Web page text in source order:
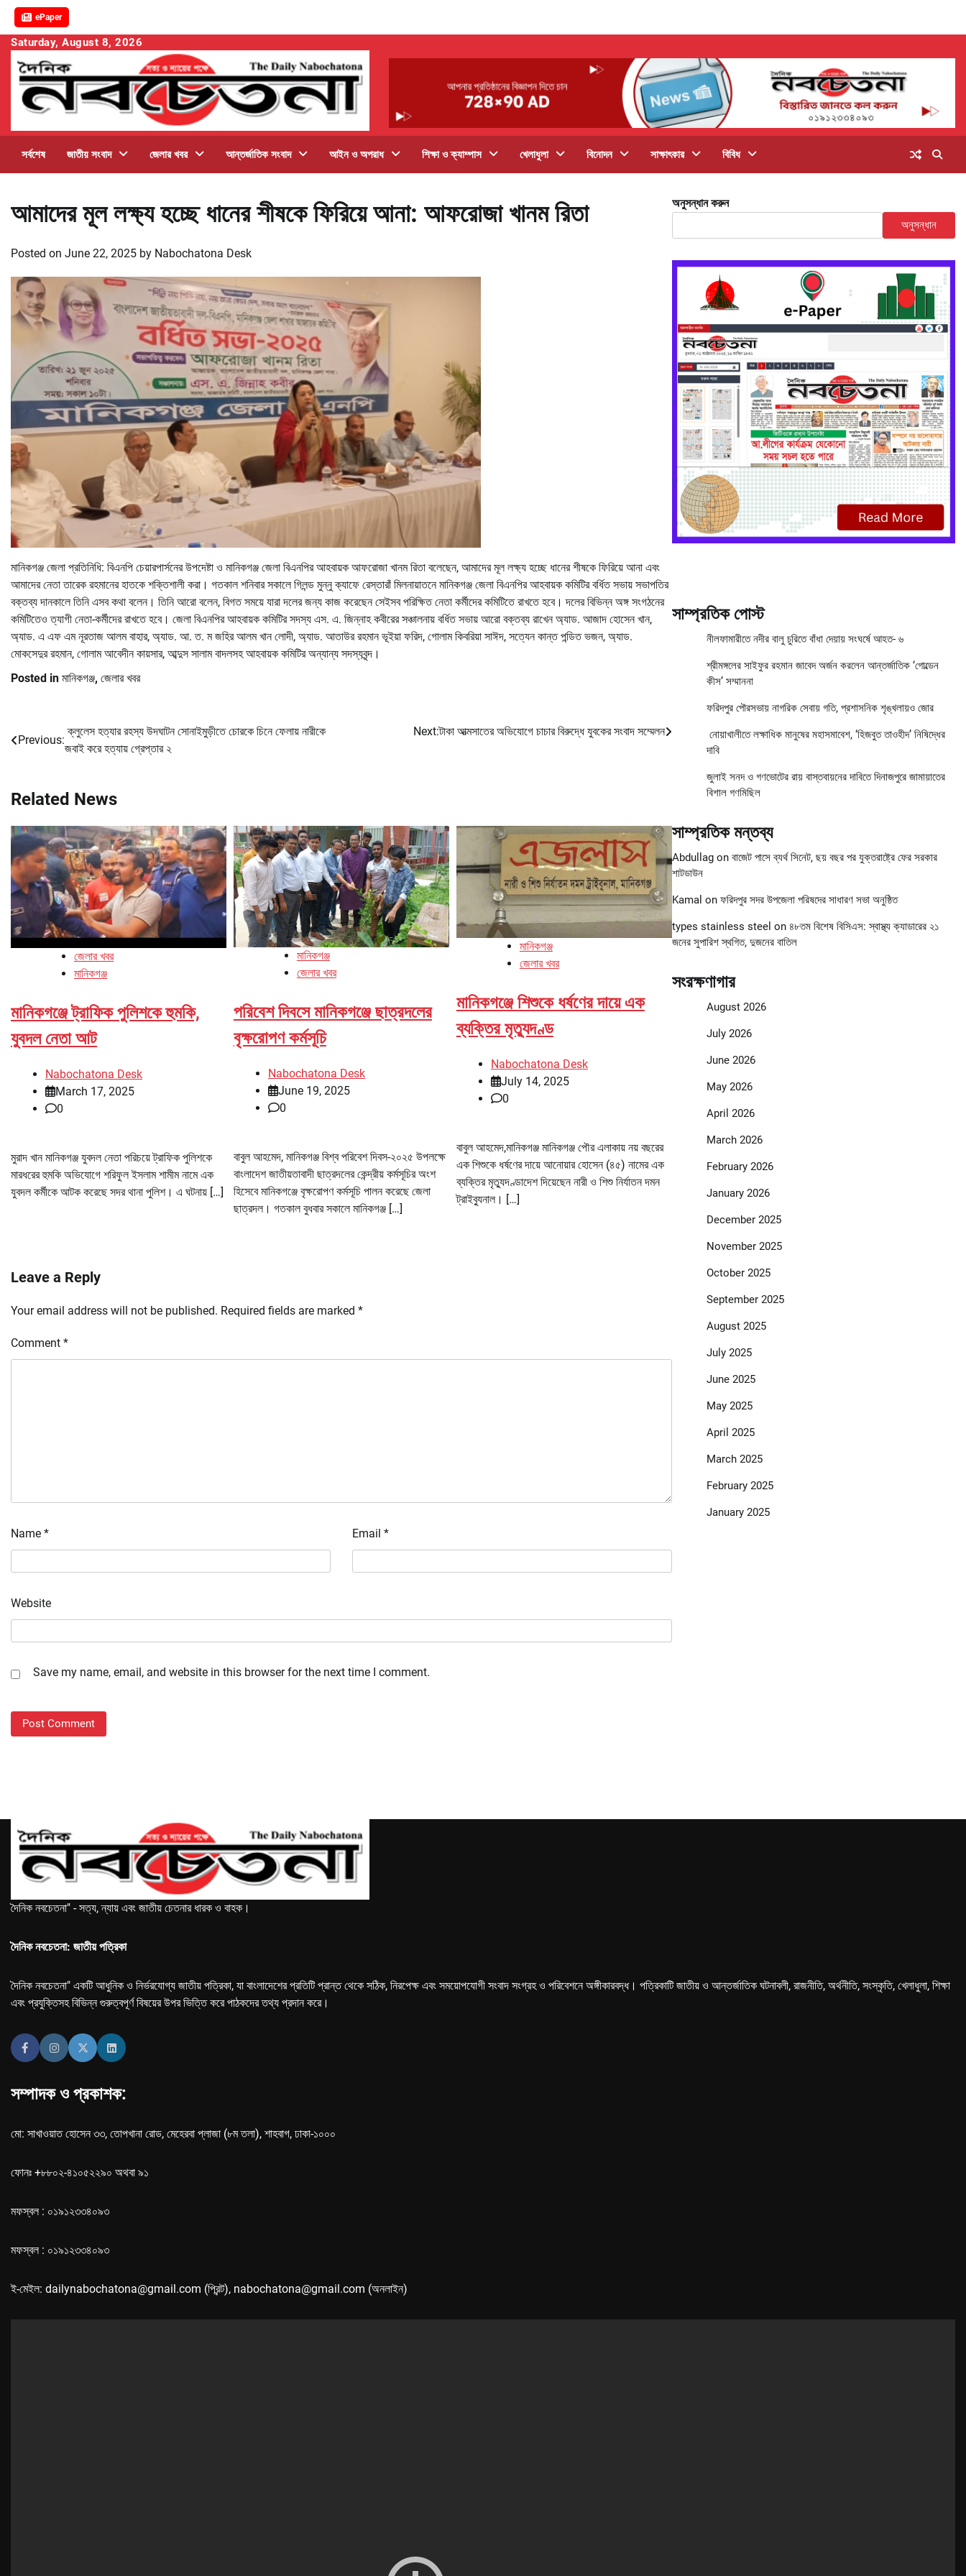
ePaper
Skip
content
Saturday, August 8, 2026
সর্বশেষ জাতীয় সংবাদ জেলার খবর আন্তর্জাতিক সংবাদ আইন ও অপরাধ শিক্ষা ও ক্যাম্পাস খেলাধুলা বিনোদন সাক্ষাৎকার বিবিধ
আমাদের মূল লক্ষ্য হচ্ছে ধানের শীষকে ফিরিয়ে আনা: আফরোজা খানম রিতা
Posted on June 22, 2025 by Nabochatona Desk
মানিকগঞ্জ জেলা প্রতিনিধি: বিএনপি চেয়ারপার্সনের উপদেষ্টা ও মানিকগঞ্জ জেলা বিএনপির আহবায়ক আফরোজা খানম রিতা বলেছেন, আমাদের মূল লক্ষ্য হচ্ছে ধানের শীষকে ফিরিয়ে আনা এবং
আমাদের নেতা তারেক রহমানের হাতকে শক্তিশালী করা। গতকাল শনিবার সকালে গিলন্ড মুন্নু ক্যাফে রেস্তারাঁ মিলনায়াতনে মানিকগঞ্জ জেলা বিএনপির আহবায়ক কমিটির বর্ধিত সভায় সভাপতির
বক্তব্য দানকালে তিনি এসব কথা বলেন। তিনি আরো বলেন, বিগত সময়ে যারা দলের জন্য কাজ করেছেন সেইসব পরিক্ষিত নেতা কর্মীদের কমিটিতে রাখতে হবে। দলের বিভিন্ন অঙ্গ সংগঠনের
কমিটিতেও ত্যাগী নেতা-কর্মীদের রাখতে হবে। জেলা বিএনপির আহবায়ক কমিটির সদস্য এস. এ. জিন্নাহ কবীরের সঞ্চালনায় বর্ধিত সভায় আরো বক্তব্য রাখেন অ্যাড. আজাদ হোসেন খান,
অ্যাড. এ এফ এম নূরতাজ আলম বাহার, অ্যাড. আ. ত. ম জহির আলম খান লোদী, অ্যাড. আতাউর রহমান ভূইয়া ফরিদ, গোলাম কিবরিয়া সাঈদ, সত্যেন কান্ত পন্ডিত ভজন, অ্যাড.
মোকসেদুর রহমান, গোলাম আবেদীন কায়সার, আব্দুস সালাম বাদলসহ আহবায়ক কমিটির অন্যান্য সদস্যবৃন্দ।
Posted in মানিকগঞ্জ, জেলার খবর
Post
Previous:
ক্লুলেস হত্যার রহস্য উদঘাটন সোনাইমুড়ীতে চোরকে চিনে ফেলায় নারীকে
জবাই করে হত্যায় গ্রেপ্তার ২
Next:টাকা আত্মসাতের অভিযোগে চাচার বিরুদ্ধে যুবকের সংবাদ সম্মেলন
Related News
জেলার খবর
মানিকগঞ্জ
মানিকগঞ্জে ট্রাফিক পুলিশকে হুমকি,
যুবদল নেতা আট
Nabochatona Desk
March 17, 2025
0
মুরাদ খান মানিকগঞ্জ যুবদল নেতা পরিচয়ে ট্রাফিক পুলিশকে
মারধরের হুমকি অভিযোগে শরিফুল ইসলাম শামীম নামে এক
যুবদল কর্মীকে আটক করেছে সদর থানা পুলিশ। এ ঘটনায় […]
মানিকগঞ্জ
জেলার খবর
পরিবেশ দিবসে মানিকগঞ্জে ছাত্রদলের
বৃক্ষরোপণ কর্মসূচি
Nabochatona Desk
June 19, 2025
0
বাবুল আহমেদ, মানিকগঞ্জ বিশ্ব পরিবেশ দিবস-২০২৫ উপলক্ষে
বাংলাদেশ জাতীয়তাবাদী ছাত্রদলের কেন্দ্রীয় কর্মসূচির অংশ
হিসেবে মানিকগঞ্জে বৃক্ষরোপণ কর্মসূচি পালন করেছে জেলা
ছাত্রদল। গতকাল বুধবার সকালে মানিকগঞ্জ […]
মানিকগঞ্জ
জেলার খবর
মানিকগঞ্জে শিশুকে ধর্ষণের দায়ে এক
ব্যক্তির মৃত্যুদণ্ড
Nabochatona Desk
July 14, 2025
0
বাবুল আহমেদ,মানিকগঞ্জ মানিকগঞ্জ পৌর এলাকায় নয় বছরের
এক শিশুকে ধর্ষণের দায়ে আনোয়ার হোসেন (৪৫) নামের এক
ব্যক্তির মৃত্যুদণ্ডাদেশ দিয়েছেন নারী ও শিশু নির্যাতন দমন
ট্রাইব্যুনাল। […]
Leave a Reply
Your email address will not be published. Required fields are marked *
Comment *
Name * Email *
Website
Save my name, email, and website in this browser for the next time I comment.
অনুসন্ধান করুন
অনুসন্ধান
সাম্প্রতিক পোস্ট
নীলফামারীতে নদীর বালু চুরিতে বাঁধা দেয়ায় সংঘর্ষে আহত- ৬
শ্রীমঙ্গলের সাইফুর রহমান জাবেদ অর্জন করলেন আন্তর্জাতিক ‘গোল্ডেন
কীস’ সম্মাননা
ফরিদপুর পৌরসভায় নাগরিক সেবায় গতি, প্রশাসনিক শৃঙ্খলায়ও জোর
নোয়াখালীতে লক্ষাধিক মানুষের মহাসমাবেশ, ‘হিজবুত তাওহীদ’ নিষিদ্ধের
দাবি
জুলাই সনদ ও গণভোটের রায় বাস্তবায়নের দাবিতে দিনাজপুরে জামায়াতের
বিশাল গণমিছিল
সাম্প্রতিক মন্তব্য
Abdullagon বাজেট পাসে ব্যর্থ সিনেট, ছয় বছর পর যুক্তরাষ্ট্রে ফের সরকার
শাটডাউন
Kamal on ফরিদপুর সদর উপজেলা পরিষদের সাধারণ সভা অনুষ্ঠিত
types stainless steel on ৪৮তম বিশেষ বিসিএস: স্বাস্থ্য ক্যাডারের ২১
জনের সুপারিশ স্থগিত, দুজনের বাতিল
সংরক্ষণাগার
August 2026
July 2026
June 2026
May 2026
April 2026
March 2026
February 2026
January 2026
December 2025
November 2025
October 2025
September 2025
August 2025
July 2025
June 2025
May 2025
April 2025
March 2025
February 2025
January 2025
দৈনিক নবচেতনা" - সত্য, ন্যায় এবং জাতীয় চেতনার ধারক ও বাহক।
দৈনিক নবচেতনা: জাতীয় পত্রিকা
দৈনিক নবচেতনা" একটি আধুনিক ও নির্ভরযোগ্য জাতীয় পত্রিকা, যা বাংলাদেশের প্রতিটি প্রান্ত থেকে সঠিক, নিরপেক্ষ এবং সময়োপযোগী সংবাদ সংগ্রহ ও পরিবেশনে অঙ্গীকারবদ্ধ। পত্রিকাটি জাতীয় ও আন্তর্জাতিক ঘটনাবলী, রাজনীতি, অর্থনীতি, সংস্কৃতি, খেলাধুলা, শিক্ষা
এবং প্রযুক্তিসহ বিভিন্ন গুরুত্বপূর্ণ বিষয়ের উপর ভিত্তি করে পাঠকদের তথ্য প্রদান করে।
সম্পাদক ও প্রকাশক:
মো: সাখাওয়াত হোসেন ৩৩, তোপখানা রোড, মেহেরবা প্লাজা (৮ম তলা), শাহবাগ, ঢাকা-১০০০
ফোনঃ +৮৮০২-৪১০৫২২৯০ অথবা ৯১
মফস্বল : ০১৯১২৩৩৪০৯৩
মফস্বল : ০১৯১২৩৩৪০৯৩
ই-মেইল: dailynabochatona@gmail.com (প্রিন্ট), nabochatona@gmail.com (অনলাইন)